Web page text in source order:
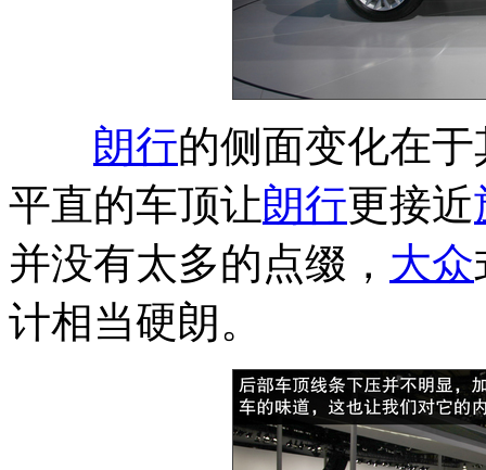
朗行的侧面变化在
平直的车顶让朗行更接近
并没有太多的点缀， 大众
计相当硬朗。